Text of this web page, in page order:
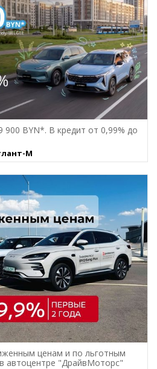
BYN*. В кредит от 0,99% до
М
ценам и по льготным
автоцентре "ДрайвМоторс"